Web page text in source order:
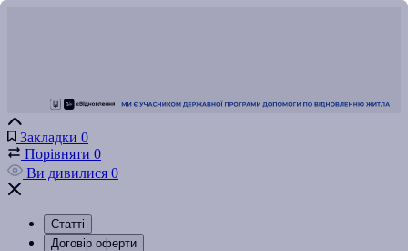
Закладки 0
Порівняти 0
Ви дивилися 0
Статті
Договір оферти